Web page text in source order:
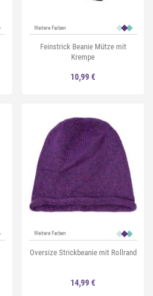
Weitere Farben
Feinstrick Beanie Mütze mit
Krempe
10,99 €
Weitere Farben
Oversize Strickbeanie mit Rollrand
14,99 €